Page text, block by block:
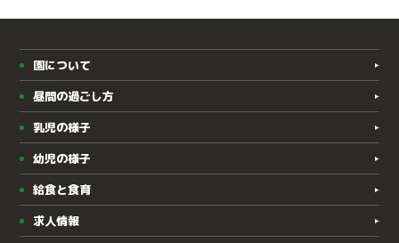
園について
昼間の過ごし方
乳児の様子
幼児の様子
給食と食育
求人情報